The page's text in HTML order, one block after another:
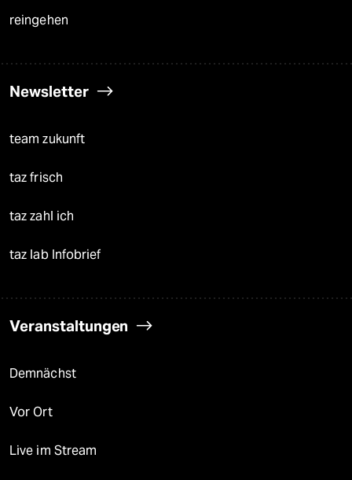
reingehen
Newsletter
team zukunft
taz frisch
taz zahl ich
taz lab Infobrief
Veranstaltungen
Demnächst
Vor Ort
Live im Stream